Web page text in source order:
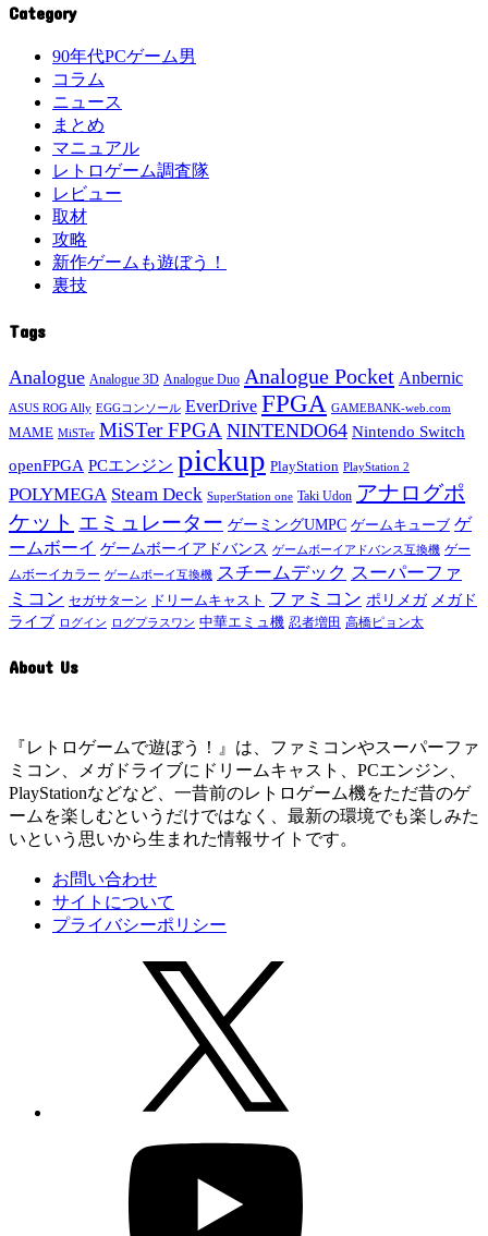
Category
90年代PCゲーム男
コラム
ニュース
まとめ
マニュアル
レトロゲーム調査隊
レビュー
取材
攻略
新作ゲームも遊ぼう！
裏技
Tags
Analogue Analogue 3D Analogue Duo Analogue Pocket Anbernic
ASUS ROG Ally EGGコンソール EverDrive FPGA GAMEBANK-web.com
MAME MiSTer MiSTer FPGA NINTENDO64 Nintendo Switch
openFPGA PCエンジン pickup PlayStation PlayStation 2
POLYMEGA Steam Deck SuperStation one Taki Udon アナログポ
ケット エミュレーター ゲーミングUMPC ゲームキューブ ゲ
ームボーイ ゲームボーイアドバンス ゲームボーイアドバンス互換機 ゲー
ムボーイカラー ゲームボーイ互換機 スチームデック スーパーファ
ミコン セガサターン ドリームキャスト ファミコン ポリメガ メガド
ライブ ログイン ログプラスワン 中華エミュ機 忍者増田 高橋ピョン太
About Us
『レトロゲームで遊ぼう！』は、ファミコンやスーパーファ
ミコン、メガドライブにドリームキャスト、PCエンジン、
PlayStationなどなど、一昔前のレトロゲーム機をただ昔のゲ
ームを楽しむというだけではなく、最新の環境でも楽しみた
いという思いから生まれた情報サイトです。
お問い合わせ
サイトについて
プライバシーポリシー